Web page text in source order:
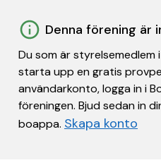
Denna förening är
Du som är styrelsemedlem
starta upp en gratis
användarkonto, logga in i
föreningen. Bjud sedan in
boappa. Skapa konto